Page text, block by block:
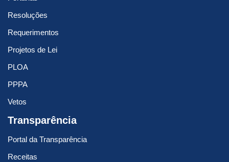
Resoluções
Requerimentos
Projetos de Lei
PLOA
PPPA
Vetos
Transparência
Portal da Transparência
Receitas